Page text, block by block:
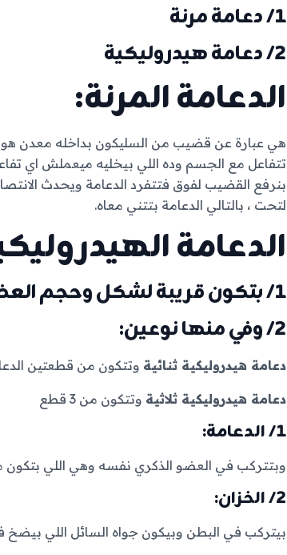
1/ دعامة مرنة
2/ دعامة هيدروليكية
الدعامة المرنة:
هي عبارة عن قضيب من السليكون بداخله معدن هو
تتفاعل مع الجسم وده اللي بيخليه ميعملش اي
بنرفع القضيب لفوق فتتفرد الدعامة ويحدث
لتحت ، بالتالي الدعامة بتتني معاه.
الدعامة
1/ بتكون قريبة لشكل وحجم العضو الذكري الطبيعي.
2/ وفي منها نوعين:
دعامة هيدروليكية ثنائية وتتكون من قطعتين
دعامة هيدروليكية ثلاثية وتتكون من 3 قطع
1/ الدعامة:
وبتتركب في العضو الذكري نفسه وهي اللي بتكون
2/ الخزان:
بيتركب في البطن وبيكون جواه السائل اللي بيضخ